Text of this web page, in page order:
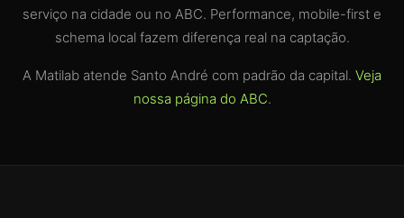
serviço na cidade ou no ABC. Performance, mobile-first e
schema local fazem diferença real na captação.
A Matilab atende Santo André com padrão da capital. Veja
nossa página do ABC.